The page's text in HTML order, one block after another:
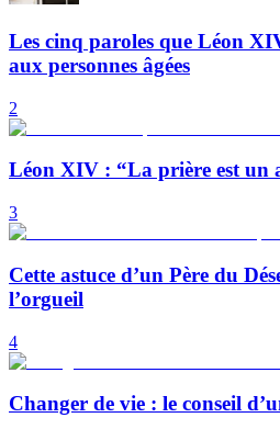
Les cinq paroles que Léon
aux personnes âgées
2
Léon XIV : “La prière est un
3
Cette astuce d’un Père du
l’orgueil
4
Changer de vie : le conseil